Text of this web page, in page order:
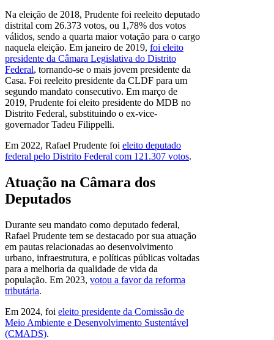
Na eleição de 2018, Prudente foi reeleito deputado
distrital com 26.373 votos, ou 1,78% dos votos
válidos, sendo a quarta maior votação para o cargo
naquela eleição. Em janeiro de 2019, foi eleito
presidente da Câmara Legislativa do Distrito
Federal, tornando-se o mais jovem presidente da
Casa. Foi reeleito presidente da CLDF para um
segundo mandato consecutivo. Em março de
2019, Prudente foi eleito presidente do MDB no
Distrito Federal, substituindo o ex-vice-
governador Tadeu Filippelli.
Em 2022, Rafael Prudente foi eleito deputado
federal pelo Distrito Federal com 121.307 votos.
Atuação na Câmara dos
Deputados
Durante seu mandato como deputado federal,
Rafael Prudente tem se destacado por sua atuação
em pautas relacionadas ao desenvolvimento
urbano, infraestrutura, e políticas públicas voltadas
para a melhoria da qualidade de vida da
população. Em 2023, votou a favor da reforma
tributária.
Em 2024, foi eleito presidente da Comissão de
Meio Ambiente e Desenvolvimento Sustentável
(CMADS).